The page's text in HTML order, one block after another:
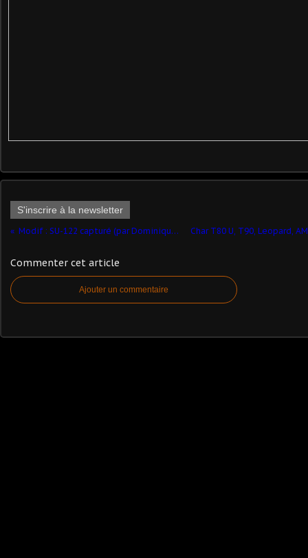
S'inscrire à la newsletter
Modif : SU-122 capturé (par DominiqueB.)
Commenter cet article
Ajouter un commentaire